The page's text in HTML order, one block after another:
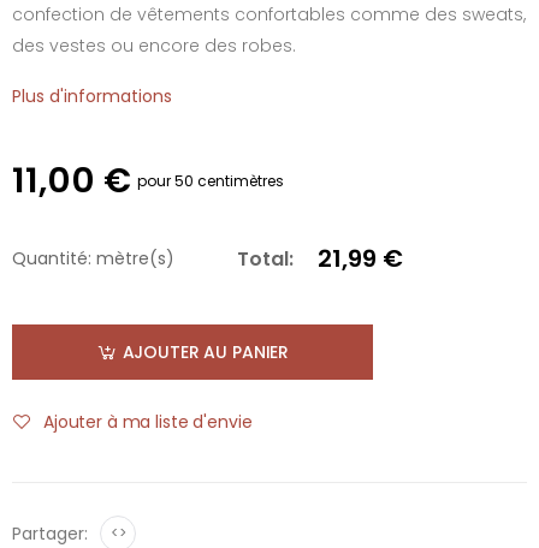
confection de vêtements confortables comme des sweats,
des vestes ou encore des robes.
Plus d'informations
11,00 € pour 50 centimètres
Quantité: mètre(s) Total: 21,99 €
AJOUTER AU PANIER
Ajouter à ma liste d'envie
Partager: <>